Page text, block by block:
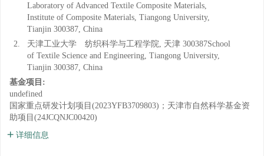
Laboratory of Advanced Textile Composite Materials,
Institute of Composite Materials, Tiangong University,
Tianjin 300387, China
2.
天津工业大学 纺织科学与工程学院, 天津 300387School
of Textile Science and Engineering, Tiangong University,
Tianjin 300387, China
基金项目:
undefined
国家重点研发计划项目(2023YFB3709803)；天津市自然科学基金资
助项目(24JCQNJC00420)
详细信息